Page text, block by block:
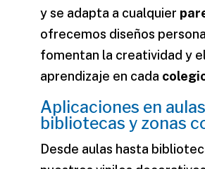
y se adapta a cualquier
ofrecemos diseños
fomentan la creatividad y
aprendizaje en cada
Aplicaciones en
bibliotecas y zonas
Desde aulas hasta